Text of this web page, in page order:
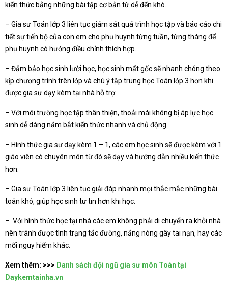
kiến thức bằng những bài tập cơ bản từ dễ đến khó.
– Gia sư Toán lớp 3 liên tục giám sát quá trình học tập và báo cáo chi
tiết sự tiến bộ của con em cho phụ huynh từng tuần, từng tháng để
phụ huynh có hướng điều chỉnh thích hợp.
– Đảm bảo học sinh lười học, học sinh mất gốc sẽ nhanh chóng theo
kịp chương trình trên lớp và chú ý tập trung học Toán lớp 3 hơn khi
được gia sư dạy kèm tại nhà hỗ trợ.
– Với môi trường học tập thân thiện, thoải mái không bị áp lực học
sinh dễ dàng nắm bắt kiến thức nhanh và chủ động.
– Hình thức gia sư dạy kèm 1 – 1, các em học sinh sẽ được kèm với 1
giáo viên có chuyên môn từ đó sẽ dạy và hướng dẫn nhiều kiến thức
hơn.
– Gia sư Toán lớp 3 liên tục giải đáp nhanh mọi thắc mắc những bài
toán khó, giúp học sinh tư tin hơn khi học.
– Với hình thức học tại nhà các em không phải di chuyển ra khỏi nhà
nên tránh được tình trạng tắc đường, nắng nóng gây tai nạn, hay các
mối nguy hiểm khác.
Xem thêm: >>> Danh sách đội ngũ gia sư môn Toán tại
Daykemtainha.vn